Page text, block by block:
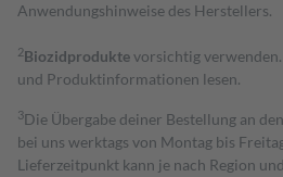
Anwendungshinweise des Herstellers.
2Biozidproduktevorsichtig
und Produktinformationen lesen.
3Die Übergabe deiner Bestellung an
bei uns werktags von Montag bis
Lieferzeitpunkt kann je nach Region